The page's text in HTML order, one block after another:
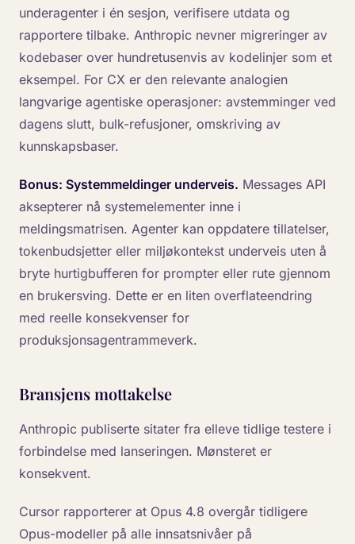
underagenter i én sesjon, verifisere utdata og
rapportere tilbake. Anthropic nevner migreringer av
kodebaser over hundretusenvis av kodelinjer som et
eksempel. For CX er den relevante analogien
langvarige agentiske operasjoner: avstemminger ved
dagens slutt, bulk-refusjoner, omskriving av
kunnskapsbaser.
Bonus: Systemmeldinger underveis. Messages API
aksepterer nå systemelementer inne i
meldingsmatrisen. Agenter kan oppdatere tillatelser,
tokenbudsjetter eller miljøkontekst underveis uten å
bryte hurtigbufferen for prompter eller rute gjennom
en brukersving. Dette er en liten overflateendring
med reelle konsekvenser for
produksjonsagentrammeverk.
Bransjens mottakelse
Anthropic publiserte sitater fra elleve tidlige testere i
forbindelse med lanseringen. Mønsteret er
konsekvent.
Cursor rapporterer at Opus 4.8 overgår tidligere
Opus-modeller på alle innsatsnivåer på